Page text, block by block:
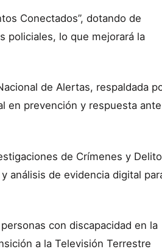
Conectados”, dotando de
policiales, lo que mejorará la
de Alertas, respaldada
en prevención y respuesta ante
de Crímenes y
análisis de evidencia digital
con discapacidad en la
a la Televisión Terrestre